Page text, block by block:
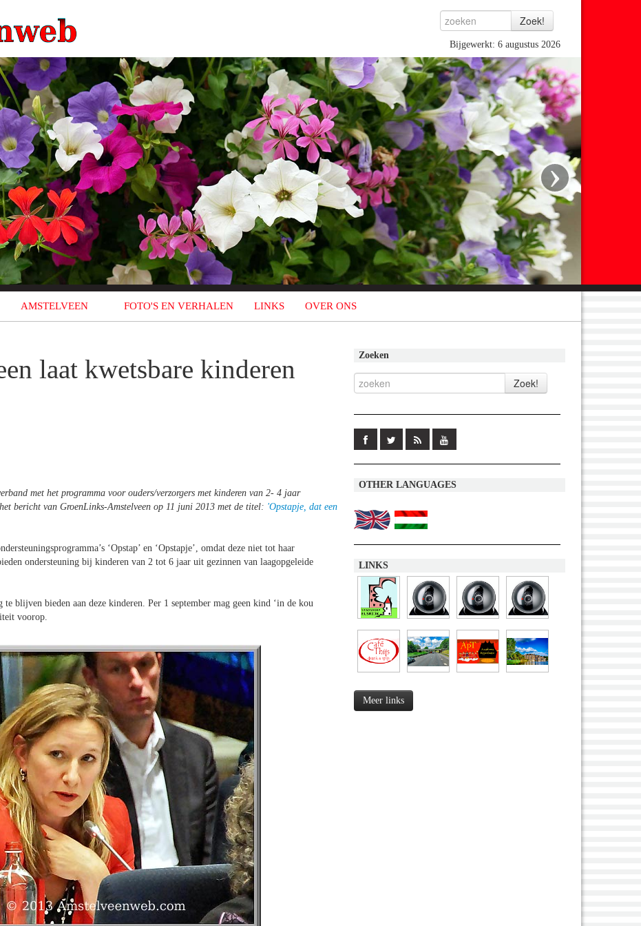
Bijgewerkt: 6 augustus 2026
›
AMSTELVEEN FOTO'S EN VERHALEN LINKS OVER ONS
laat kwetsbare kinderen
met het programma voor ouders/verzorgers met kinderen van 2- 4 jaar
bericht van GroenLinks-Amstelveen op 11 juni 2013 met de titel: 'Opstapje, dat een
‘Opstap’ en ‘Opstapje’, omdat deze niet tot haar
ondersteuning bij kinderen van 2 tot 6 jaar uit gezinnen van laagopgeleide
blijven bieden aan deze kinderen. Per 1 september mag geen kind ‘in de kou
voorop.
Zoeken
OTHER LANGUAGES
LINKS
Meer links